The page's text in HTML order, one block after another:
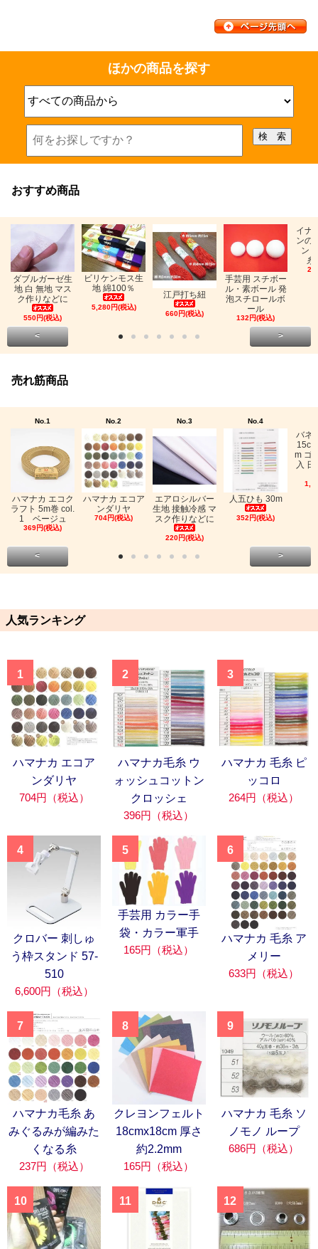
ほかの商品を探す
おすすめ商品
ダブルガーゼ生
地 白 無地 マス
ク作りなどに
550円(税込)
ビリケンモス生
地 綿100％
5,280円(税込)
江戸打ち紐
660円(税込)
手芸用 スチボー
ル・素ボール 発
泡スチロールボ
ール
132円(税込)
イナ
ンの
ン
糸
< >
売れ筋商品
No.1
ハマナカ エコク
ラフト 5m巻 col.
1 ベージュ
369円(税込)
No.2
ハマナカ エコア
ンダリヤ
704円(税込)
No.3
エアロシルバー
生地 接触冷感 マ
スク作りなどに
220円(税込)
No.4
人五ひも 30m
352円(税込)
バネ
m ゴ
入
< >
人気ランキング
1
ハマナカ エコア
ンダリヤ
704円（税込）
2
ハマナカ毛糸 ウ
ォッシュコットン
クロッシェ
396円（税込）
3
ハマナカ 毛糸 ピ
ッコロ
264円（税込）
4
クロバー 刺しゅ
う枠スタンド 57-
510
6,600円（税込）
5
手芸用 カラー手
袋・カラー軍手
165円（税込）
6
ハマナカ 毛糸 ア
メリー
633円（税込）
7
ハマナカ毛糸 あ
みぐるみが編みた
くなる糸
237円（税込）
8
クレヨンフェルト
18cmx18cm 厚さ
約2.2mm
165円（税込）
9
ハマナカ 毛糸 ソ
ノモノ ループ
686円（税込）
10 11 12